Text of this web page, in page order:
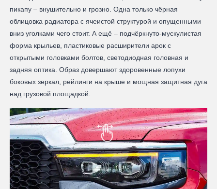
пикапу – внушительно и грозно. Одна только чёрная
облицовка радиатора с ячеистой структурой и опущенными
вниз уголками чего стоит. А ещё – подчёркнуто-мускулистая
форма крыльев, пластиковые расширители арок с
открытыми головками болтов, светодиодная головная и
задняя оптика. Образ довершают здоровенные лопухи
боковых зеркал, рейлинги на крыше и мощная защитная дуга
над грузовой площадкой.